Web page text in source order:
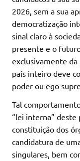
2026, sem a sua
democratização
sinal claro à
presente e o
exclusivamente da
país inteiro deve
poder ou ego
Tal
“lei interna” deste
constituição dos
candidatura de
singulares, bem